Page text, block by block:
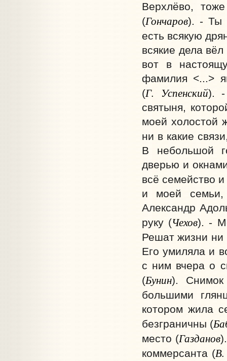
Верхлёво,
(Гончаров). - Ты
есть всякую
всякие дела
вот в
фамилия <...>
(Г. Успенский). -
святыня,
моей холостой
ни в какие
В небольшой
дверью и
всё семейство
и моей
Александр
руку (Чехов). -
Решат жизни ни
Его умиляла и
с ним вчера о
(Бунин). Снимок
большими
котором жила
безграничны (
место (Газданов
коммерсанта (В.